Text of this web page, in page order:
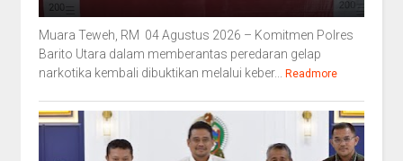
Muara Teweh, RM 04 Agustus 2026 – Komitmen Polres
Barito Utara dalam memberantas peredaran gelap
narkotika kembali dibuktikan melalui keber...
Readmore